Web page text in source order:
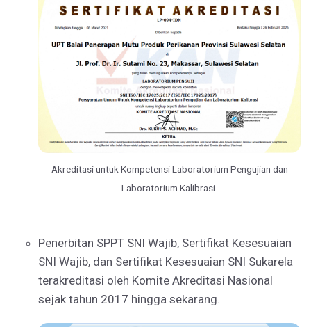
Akreditasi untuk Kompetensi Laboratorium Pengujian dan
Laboratorium Kalibrasi.
Penerbitan SPPT SNI Wajib, Sertifikat Kesesuaian
SNI Wajib, dan Sertifikat Kesesuaian SNI Sukarela
terakreditasi oleh Komite Akreditasi Nasional
sejak tahun 2017 hingga sekarang.